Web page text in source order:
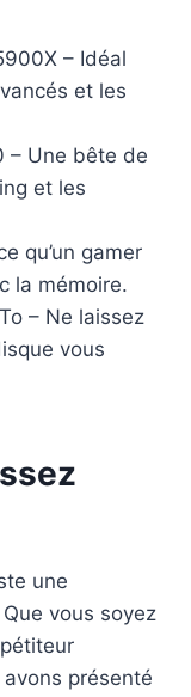
– Idéal
et les
– Une bête de
et les
qu’un gamer
la mémoire.
– Ne laissez
vous
une
vous soyez
présenté